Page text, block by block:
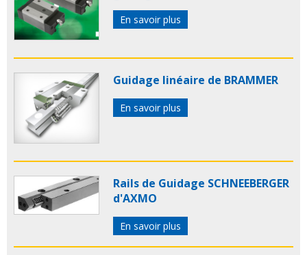
En savoir plus
Guidage linéaire de BRAMMER
En savoir plus
Rails de Guidage SCHNEEBERGER
d'AXMO
En savoir plus